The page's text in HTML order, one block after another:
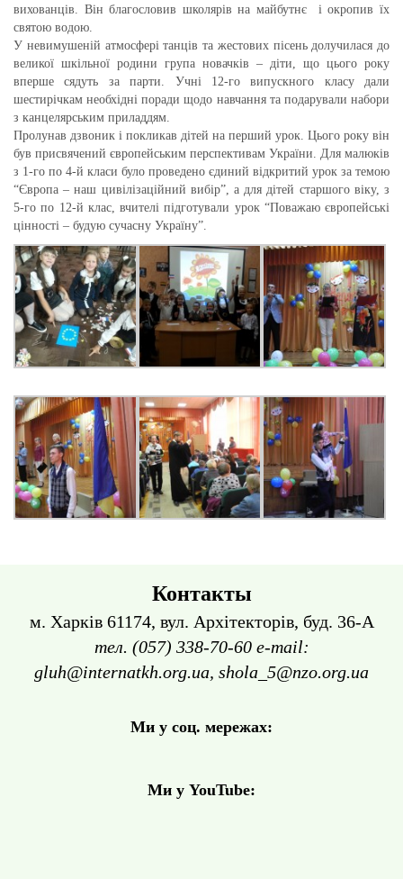
вихованців. Він благословив школярів на майбутнє і окропив їх
святою водою.
У невимушеній атмосфері танців та жестових пісень долучилася до
великої шкільної родини група новачків – діти, що цього року
вперше сядуть за парти. Учні 12-го випускного класу дали
шестирічкам необхідні поради щодо навчання та подарували набори
з канцелярським приладдям.
Пролунав дзвоник і покликав дітей на перший урок. Цього року він
був присвячений європейським перспективам України. Для малюків
з 1-го по 4-й класи було проведено єдиний відкритий урок за темою
“Європа – наш цивілізаційний вибір”, а для дітей старшого віку, з
5-го по 12-й клас, вчителі підготували урок “Поважаю європейські
цінності – будую сучасну Україну”.
Контакты
м. Харків 61174, вул. Архітекторів, буд. 36-А
тел. (057) 338-70-60 e-mail:
gluh@internatkh.org.ua, shola_5@nzo.org.ua
Ми у соц. мережах:
Ми у YouTube: